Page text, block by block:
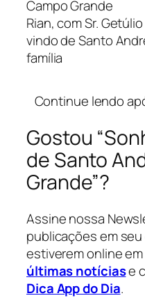
Rian, com Sr.
vindo de Santo
família
Continue lendo
Gostou
de Santo
Grande”?
Assine nossa
publicações em
estiverem online
últimas notíciase
Dica App do Dia.